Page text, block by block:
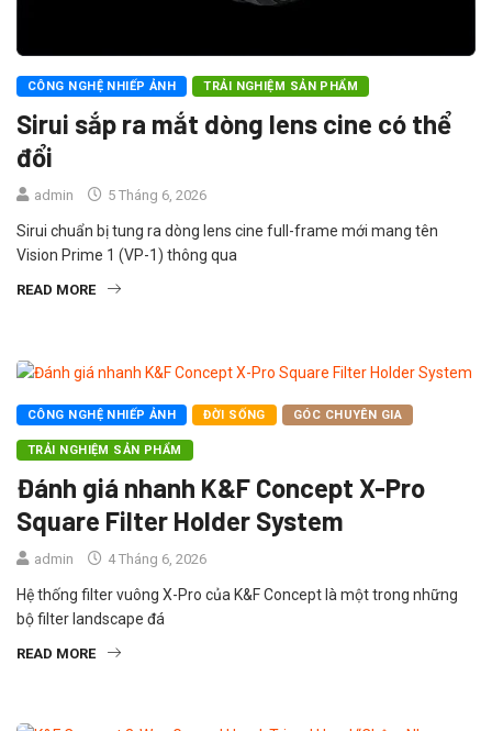
CÔNG NGHỆ NHIẾP ẢNH TRẢI NGHIỆM SẢN PHẨM
Sirui sắp ra mắt dòng lens cine có thể
đổi
admin 5 Tháng 6, 2026
Sirui chuẩn bị tung ra dòng lens cine full-frame mới mang tên
Vision Prime 1 (VP-1) thông qua
READ MORE
CÔNG NGHỆ NHIẾP ẢNH ĐỜI SỐNG GÓC CHUYÊN GIA
TRẢI NGHIỆM SẢN PHẨM
Đánh giá nhanh K&F Concept X-Pro
Square Filter Holder System
admin 4 Tháng 6, 2026
Hệ thống filter vuông X-Pro của K&F Concept là một trong những
bộ filter landscape đá
READ MORE